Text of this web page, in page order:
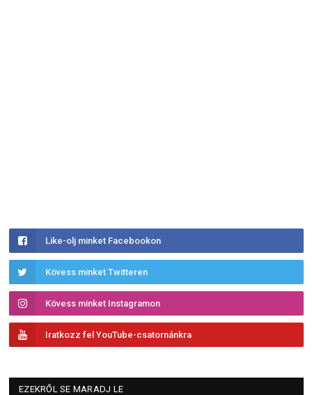
Like-olj minket Facebookon
Kövess minket Twitteren
Kövess minket Instagramon
Iratkozz fel YouTube-csatornánkra
EZEKRŐL SE MARADJ LE